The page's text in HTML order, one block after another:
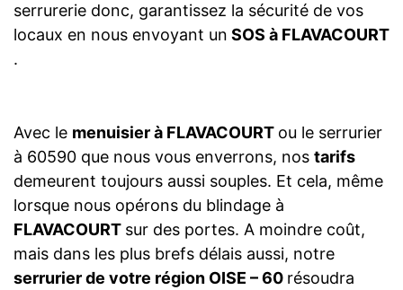
serrurerie donc, garantissez la sécurité de vos
locaux en nous envoyant un SOS à FLAVACOURT
.
Avec le menuisier à FLAVACOURT ou le serrurier
à 60590 que nous vous enverrons, nos tarifs
demeurent toujours aussi souples. Et cela, même
lorsque nous opérons du blindage à
FLAVACOURT sur des portes. A moindre coût,
mais dans les plus brefs délais aussi, notre
serrurier de votre région OISE – 60 résoudra